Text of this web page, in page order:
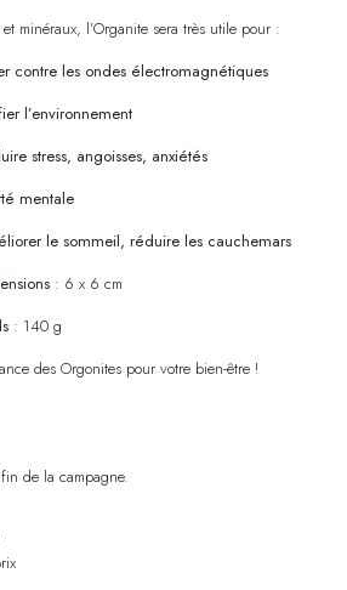
minéraux, l’Organite sera très utile pour :
contre les ondes électromagnétiques
l’environnement
stress, angoisses, anxiétés
mentale
le sommeil, réduire les cauchemars
: 6 x 6 cm
: 140 g
des Orgonites pour votre bien-être !
de la campagne.